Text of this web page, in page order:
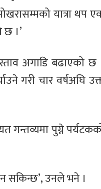
यात्रा थप
।’
अगाडि बढाएको छ
गरी चार वर्षअघि
गन्तव्यमा पुग्ने
सकिन्छ’, उनले भने ।